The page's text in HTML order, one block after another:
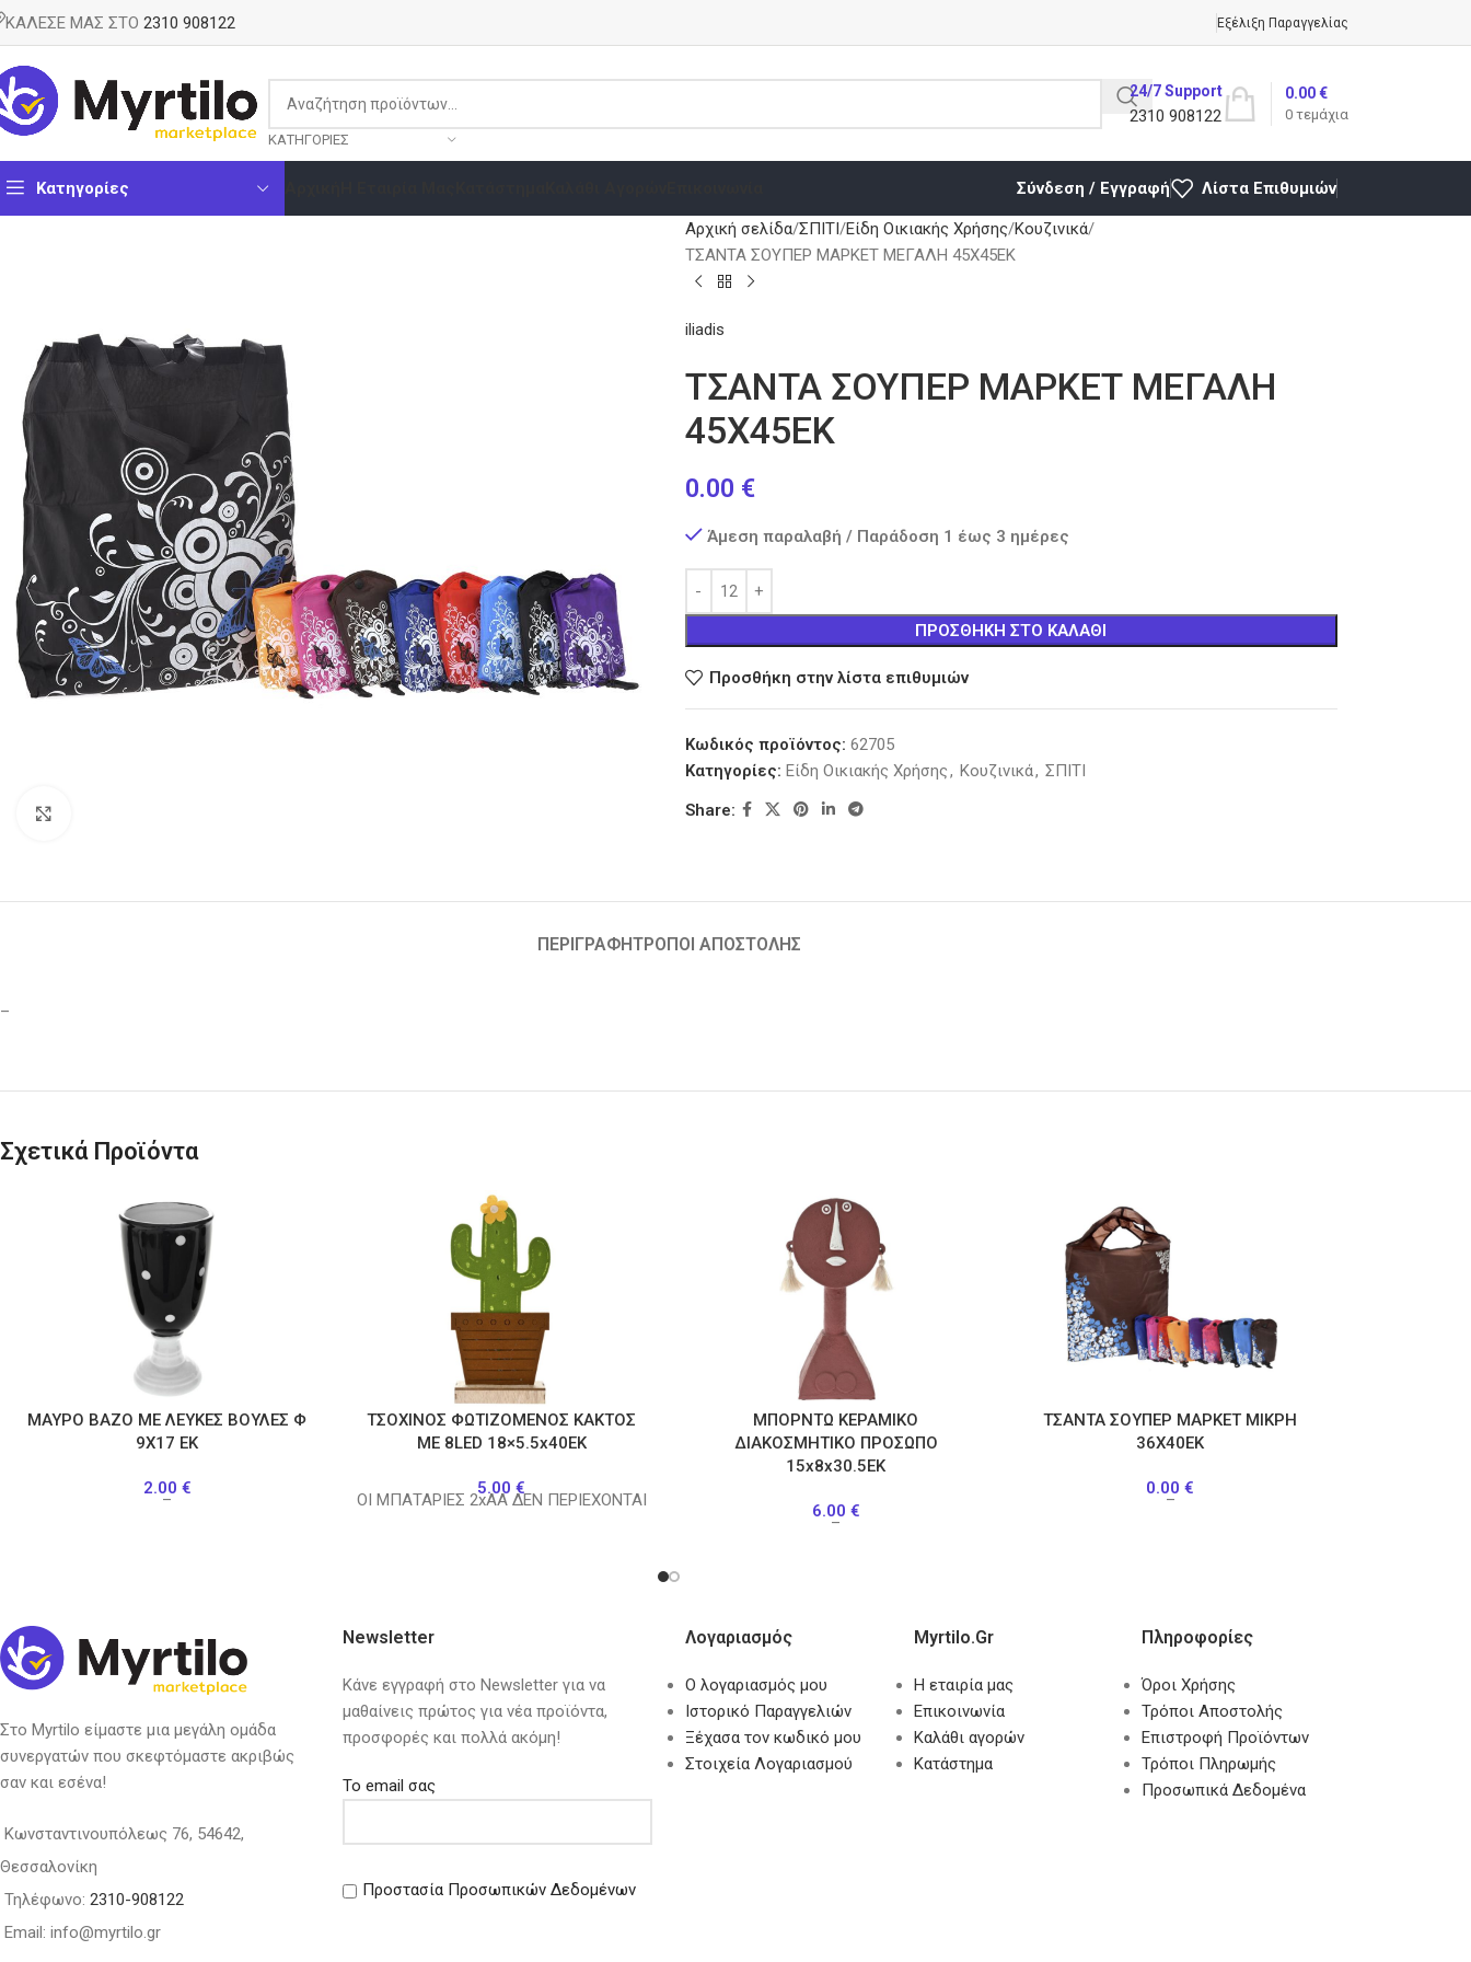
ΚΑΛΕΣΕ ΜΑΣ ΣΤΟ 2310 908122 Εξέλιξη Παραγγελίας
ΚΑΤΗΓΟΡΊΕΣ
24/7 Support
2310 908122 0 τεμάχια
0.00€
Κατηγορίες Σύνδεση / Εγγραφή Λίστα Επιθυμιών
Αρχική σελίδα ΣΠΙΤΙ Είδη Οικιακής Χρήσης Κουζινικά
ΤΣΑΝΤΑ ΣΟΥΠΕΡ ΜΑΡΚΕΤ ΜΕΓΑΛΗ 45Χ45ΕΚ
iliadis
ΤΣΑΝΤΑ ΣΟΥΠΕΡ ΜΑΡΚΕΤ ΜΕΓΑΛΗ
45Χ45ΕΚ
0.00 €
Άμεση παραλαβή / Παράδοση 1 έως 3 ημέρες
ΠΡΟΣΘΉΚΗ ΣΤΟ ΚΑΛΆΘΙ
Προσθήκη στην λίστα επιθυμιών
Κωδικός προϊόντος: 62705
Κατηγορίες: Είδη Οικιακής Χρήσης, Κουζινικά, ΣΠΙΤΙ
Share:
ΠΕΡΙΓΡΑΦΉΤΡΟΠΟΙ ΑΠΟΣΤΟΛΗΣ
–
Σχετικά Προϊόντα
ΜΑΥΡΟ ΒΑΖΟ ΜΕ ΛΕΥΚΕΣ ΒΟΥΛΕΣ Φ
9Χ17 ΕΚ
2.00 €
–
ΤΣΟΧΙΝΟΣ ΦΩΤΙΖΟΜΕΝΟΣ ΚΑΚΤΟΣ
ΜΕ 8LED 18×5.5x40EK
5.00€
ΟΙ ΜΠΑΤΑΡΙΕΣ 2xAA ΔΕΝ ΠΕΡΙΕΧΟΝΤΑΙ
ΜΠΟΡΝΤΩ ΚΕΡΑΜΙΚΟ
ΔΙΑΚΟΣΜΗΤΙΚΟ ΠΡΟΣΩΠΟ
15x8x30.5EK
6.00 €
–
ΤΣΑΝΤΑ ΣΟΥΠΕΡ ΜΑΡΚΕΤ ΜΙΚΡΗ
36Χ40ΕΚ
0.00€
–
Στο Myrtilo είμαστε μια μεγάλη ομάδα
συνεργατών που σκεφτόμαστε ακριβώς
σαν και εσένα!
Κωνσταντινουπόλεως 76, 54642,
Θεσσαλονίκη
Τηλέφωνο: 2310-908122
Email: info@myrtilo.gr
Newsletter
Κάνε εγγραφή στο Newsletter για να
μαθαίνεις πρώτος για νέα προϊόντα,
προσφορές και πολλά ακόμη!
Το email σας
Προστασία Προσωπικών Δεδομένων
Λογαριασμός
Ο λογαριασμός μου
Ιστορικό Παραγγελιών
Ξέχασα τον κωδικό μου
Στοιχεία Λογαριασμού
Myrtilo.gr
Η εταιρία μας
Επικοινωνία
Καλάθι αγορών
Κατάστημα
Πληροφορίες
Όροι Χρήσης
Τρόποι Αποστολής
Επιστροφή Προϊόντων
Τρόποι Πληρωμής
Προσωπικά Δεδομένα